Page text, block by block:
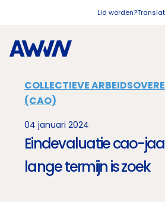
Lid worden?
COLLECTIEVE
(CAO)
04 januari 2024
Eindevaluatie cao-
lange termijn is zoek